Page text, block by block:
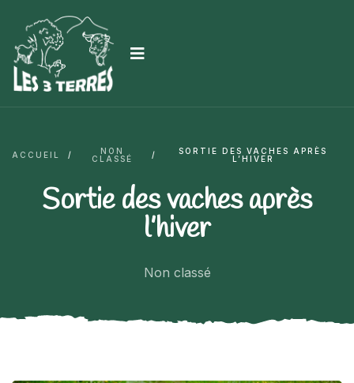
ACCUEIL /
NON
CLASSÉ
/
SORTIE DES VACHES APRÈS
L’HIVER
Sortie des vaches après
l’hiver
Non classé